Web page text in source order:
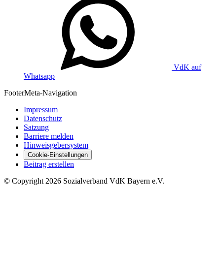
VdK auf
Whatsapp
FooterMeta-Navigation
Impressum
Datenschutz
Satzung
Barriere melden
Hinweisgebersystem
Cookie-Einstellungen
Beitrag erstellen
© Copyright 2026 Sozialverband VdK Bayern e.V.